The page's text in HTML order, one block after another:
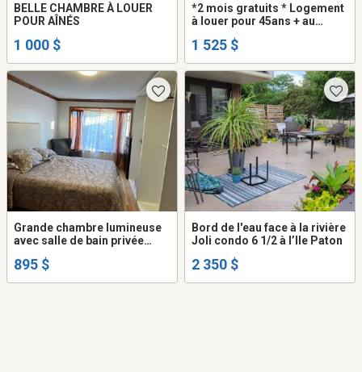
BELLE CHAMBRE À LOUER
POUR AÎNÉS
1 000 $
*2 mois gratuits * Logement
à louer pour 45ans + au
1 525 $
Grande chambre lumineuse
avec salle de bain privée
895 $
Bord de l'eau face à la rivière
Joli condo 6 1/2 à l’Ile Paton
2 350 $